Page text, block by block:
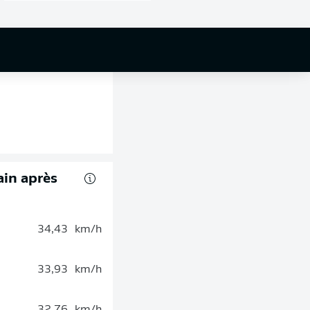
après
34,43 km/h
33,93 km/h